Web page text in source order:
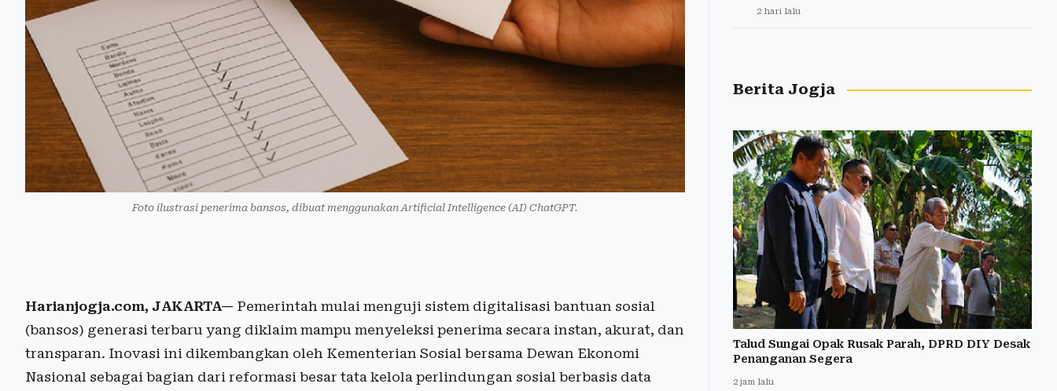
Foto ilustrasi penerima bansos, dibuat menggunakan Artificial Intelligence (AI) ChatGPT.
Harianjogja.com, JAKARTA— Pemerintah mulai menguji sistem digitalisasi bantuan sosial
(bansos) generasi terbaru yang diklaim mampu menyeleksi penerima secara instan, akurat, dan
transparan. Inovasi ini dikembangkan oleh Kementerian Sosial bersama Dewan Ekonomi
Nasional sebagai bagian dari reformasi besar tata kelola perlindungan sosial berbasis data
2 hari lalu
Berita Jogja
Talud Sungai Opak Rusak Parah, DPRD DIY Desak
Penanganan Segera
2 jam lalu